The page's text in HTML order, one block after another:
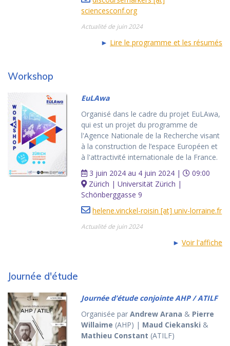
sciencesconf.org
Actualité de juin 2024
► Lire le programme et les résumés
Workshop
EuLAwa
Organisé dans le cadre du projet EuLAwa,
qui est un projet du programme de
l'Agence Nationale de la Recherche visant
à la construction de l’espace Européen et
à l'attractivité internationale de la France.
3 juin 2024 au 4 juin 2024 |
09:00
Zürich | Universität Zürich |
Schönberggasse 9
helene.vinckel-roisin [at] univ-lorraine.fr
Actualité de juin 2024
► Voir l'affiche
Journée d'étude
Journée d’étude conjointe AHP / ATILF
Organisée parAndrew Arana & Pierre
Willaime (AHP) | Maud Ciekanski &
Mathieu Constant (ATILF)